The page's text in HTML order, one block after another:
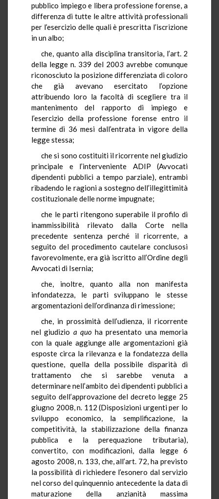
pubblico impiego e libera professione forense, a
differenza di tutte le altre attività professionali
per l’esercizio delle quali è prescritta l’iscrizione
in un albo;
che, quanto alla disciplina transitoria, l’art. 2
della legge n. 339 del 2003 avrebbe comunque
riconosciuto la posizione differenziata di coloro
che già avevano esercitato l’opzione
attribuendo loro la facoltà di scegliere tra il
mantenimento del rapporto di impiego e
l’esercizio della professione forense entro il
termine di 36 mesi dall’entrata in vigore della
legge stessa;
che si sono costituiti il ricorrente nel giudizio
principale e l’interveniente ADIP (Avvocati
dipendenti pubblici a tempo parziale), entrambi
ribadendo le ragioni a sostegno dell’illegittimità
costituzionale delle norme impugnate;
che le parti ritengono superabile il profilo di
inammissibilità rilevato dalla Corte nella
precedente sentenza perché il ricorrente, a
seguito del procedimento cautelare conclusosi
favorevolmente, era già iscritto all’Ordine degli
Avvocati di Isernia;
che, inoltre, quanto alla non manifesta
infondatezza, le parti sviluppano le stesse
argomentazioni dell’ordinanza di rimessione;
che, in prossimità dell’udienza, il ricorrente
nel giudizio a quoha presentato una memoria
con la quale aggiunge alle argomentazioni già
esposte circa la rilevanza e la fondatezza della
questione, quella della possibile disparità di
trattamento che si sarebbe venuta a
determinare nell’ambito dei dipendenti pubblici a
seguito dell’approvazione del decreto legge 25
giugno 2008, n. 112 (Disposizioni urgenti per lo
sviluppo economico, la semplificazione, la
competitività, la stabilizzazione della finanza
pubblica e la perequazione tributaria),
convertito, con modificazioni, dalla legge 6
agosto 2008, n. 133, che, all’art. 72, ha previsto
la possibilità di richiedere l’esonero dal servizio
nel corso del quinquennio antecedente la data di
maturazione della anzianità massima